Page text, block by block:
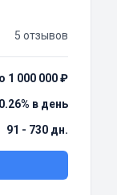
5 отзывов
1 000 000 ₽
в день
91 - 730 дн.